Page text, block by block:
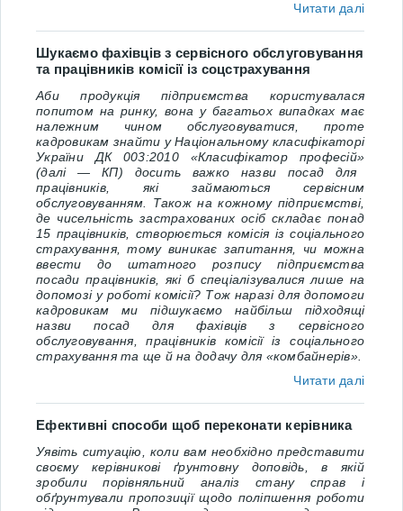
Читати далі
Шукаємо фахівців з сервісного обслуговування
та працівників комісії із соцстрахування
Аби продукція підприємства користувалася
попитом на ринку, вона у багатьох випадках має
належним чином обслуговуватися, проте
кадровикам знайти у Національному класифікаторі
України ДК 003:2010 «Класифікатор професій»
(далі ― КП) досить важко назви посад для
працівників, які займаються сервісним
обслуговуванням. Також на кожному підприємстві,
де чисельність застрахованих осіб складає понад
15 працівників, створюється комісія із соціального
страхування, тому виникає запитання, чи можна
ввести до штатного розпису підприємства
посади працівників, які б спеціалізувалися лише на
допомозі у роботі комісії? Тож наразі для допомоги
кадровикам ми підшукаємо найбільш підходящі
назви посад для фахівців з сервісного
обслуговування, працівників комісії із соціального
страхування та ще й на додачу для «комбайнерів».
Читати далі
Ефективні способи щоб переконати керівника
Уявіть ситуацію, коли вам необхідно представити
своєму керівникові ґрунтовну доповідь, в якій
зробили порівняльний аналіз стану справ і
обґрунтували пропозиції щодо поліпшення роботи